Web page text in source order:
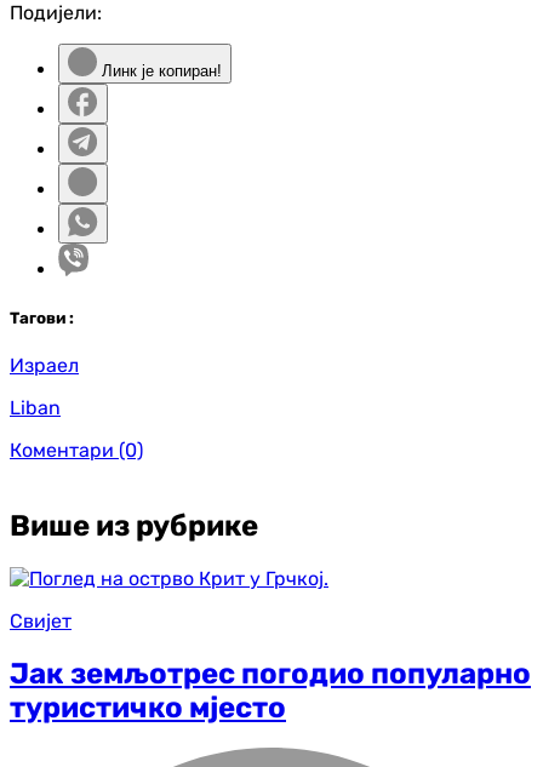
Подијели:
Линк је копиран!
Тагови :
Израел
Liban
Коментари (0)
Више из рубрике
Свијет
Јак земљотрес погодио популарно
туристичко мјесто